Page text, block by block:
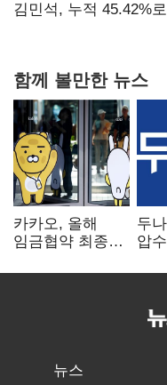
탈환'(종합)
김민석, 누적 45.42%
함께 볼만한 뉴스
카카오, 올해
임금협약 최종
인상·격려금
두
압
커
뉴스